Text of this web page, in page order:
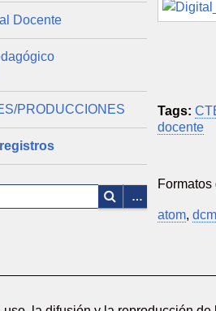
Docente
PRODUCCIONES Tags:
docente
atom,